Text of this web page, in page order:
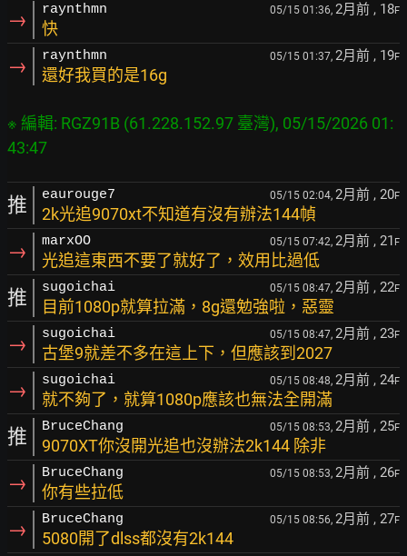
→ raynthmn 05/15 01:36, 2月前 , 18F
快
→ raynthmn 05/15 01:37, 2月前 , 19F
還好我買的是16g
※ 編輯: RGZ91B (61.228.152.97 臺灣), 05/15/2026 01:
43:47
推 eaurouge7 05/15 02:04, 2月前 , 20F
2k光追9070xt不知道有沒有辦法144幀
→ marxOO 05/15 07:42, 2月前 , 21 F
光追這東西不要了就好了，效用比過低
推 sugoichai 05/15 08:47, 2月前 , 22F
目前1080p就算拉滿，8g還勉強啦，惡靈
→ sugoichai 05/15 08:47, 2月前 , 23F
古堡9就差不多在這上下，但應該到2027
→ sugoichai 05/15 08:48, 2月前 , 24F
就不夠了，就算1080p應該也無法全開滿
推 BruceChang 05/15 08:53, 2月前 , 25F
9070XT你沒開光追也沒辦法2k144 除非
→ BruceChang 05/15 08:53, 2月前 , 26F
你有些拉低
→ BruceChang 05/15 08:56, 2月前 , 27F
5080開了dlss都沒有2k144